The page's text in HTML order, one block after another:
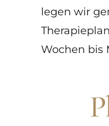
legen wir
Wochen bis